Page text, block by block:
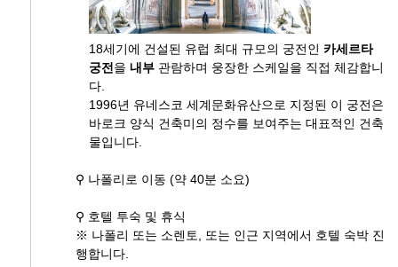
18세기에 건설된 유럽 최대 규모의 궁전인 카세르타
궁전을 내부 관람하며 웅장한 스케일을 직접 체감합니
다.
1996년 유네스코 세계문화유산으로 지정된 이 궁전은
바로크 양식 건축미의 정수를 보여주는 대표적인 건축
물입니다.
⚲ 나폴리로 이동 (약 40분 소요)
⚲ 호텔 투숙 및 휴식
※ 나폴리 또는 소렌토, 또는 인근 지역에서 호텔 숙박 진
행합니다.